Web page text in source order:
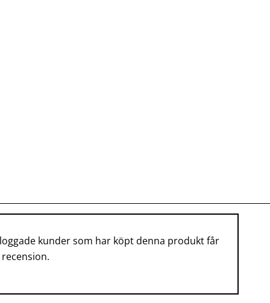
kunder som har köpt denna produkt får